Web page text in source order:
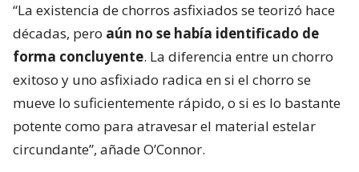
“La existencia de chorros asfixiados se teorizó hace
décadas, pero aún no se había identificado de
forma concluyente. La diferencia entre un chorro
exitoso y uno asfixiado radica en si el chorro se
mueve lo suficientemente rápido, o si es lo bastante
potente como para atravesar el material estelar
circundante”, añade O’Connor.